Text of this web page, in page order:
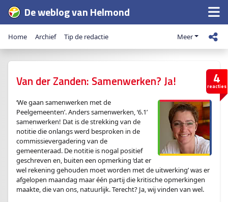
De weblog van Helmond
Home Archief Tip de redactie Meer
4
reacties
Van der Zanden: Samenwerken? Ja!
‘We gaan samenwerken met de
Peelgemeenten’. Anders samenwerken, ‘6.1’
samenwerken! Dat is de strekking van de
notitie die onlangs werd besproken in de
commissievergadering van de
gemeenteraad. De notitie is nogal positief
geschreven en, buiten een opmerking ‘dat er
wel rekening gehouden moet worden met de uitwerking’ was er
afgelopen maandag maar één partij die kritische opmerkingen
maakte, die van ons, natuurlijk. Terecht? Ja, wij vinden van wel.